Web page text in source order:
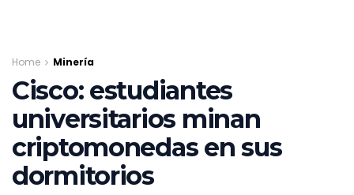
Home Minería
Cisco: estudiantes
universitarios minan
criptomonedas en sus
dormitorios